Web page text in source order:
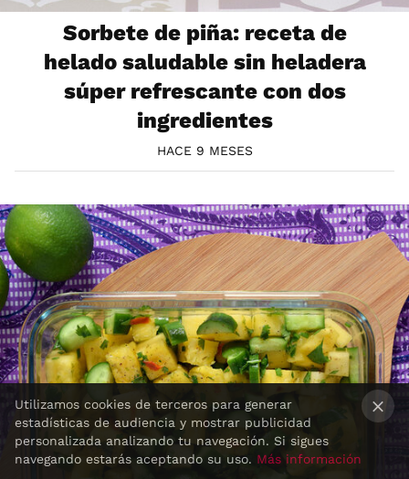
Sorbete de piña: receta de
helado saludable sin heladera
súper refrescante con dos
ingredientes
HACE 9 MESES
Utilizamos cookies de terceros para generar
estadísticas de audiencia y mostrar publicidad
personalizada analizando tu navegación. Si sigues
navegando estarás aceptando su uso. Más información